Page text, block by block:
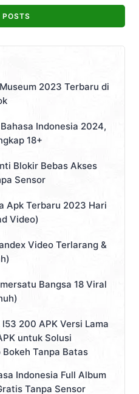
[…]
POSTS
2023 Terbaru di
Indonesia 2024,
18+
Blokir Bebas Akses
Sensor
Apk Terbaru 2023 Hari
Video)
Video Terlarang &
Bangsa 18 Viral
200 APK Versi Lama
untuk Solusi
Tanpa Batas
Indonesia Full Album
Tanpa Sensor